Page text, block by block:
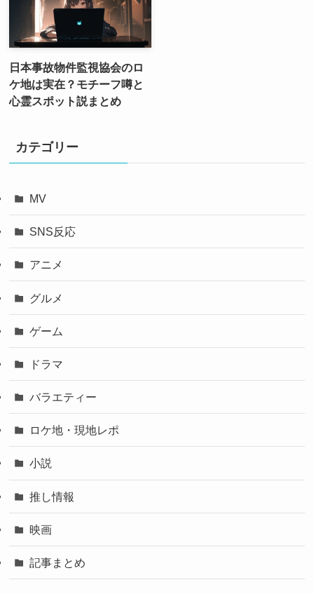
日本事故物件監視協会のロ
ケ地は実在？モチーフ噂と
心霊スポット説まとめ
カテゴリー
MV
SNS反応
アニメ
グルメ
ゲーム
ドラマ
バラエティー
ロケ地・現地レポ
小説
推し情報
映画
記事まとめ